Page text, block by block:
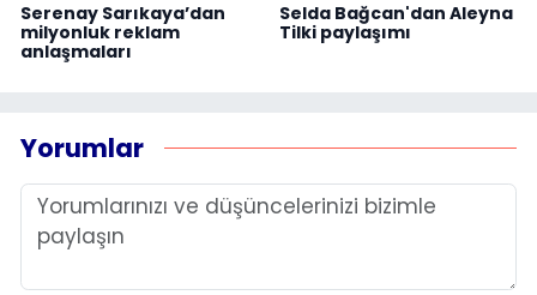
Serenay Sarıkaya’dan
milyonluk reklam
anlaşmaları
Selda Bağcan'dan Aleyna
Tilki paylaşımı
Yorumlar